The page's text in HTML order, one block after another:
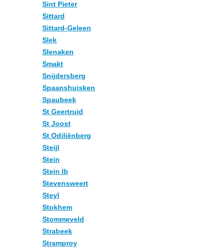
Sint Pieter
Sittard
Sittard-Geleen
Slek
Slenaken
Smakt
Snijdersberg
Spaanshuisken
Spaubeek
St Geertruid
St Joost
St Odiliënberg
Steijl
Stein
Stein lb
Stevensweert
Steyl
Stokhem
Stommeveld
Strabeek
Stramproy